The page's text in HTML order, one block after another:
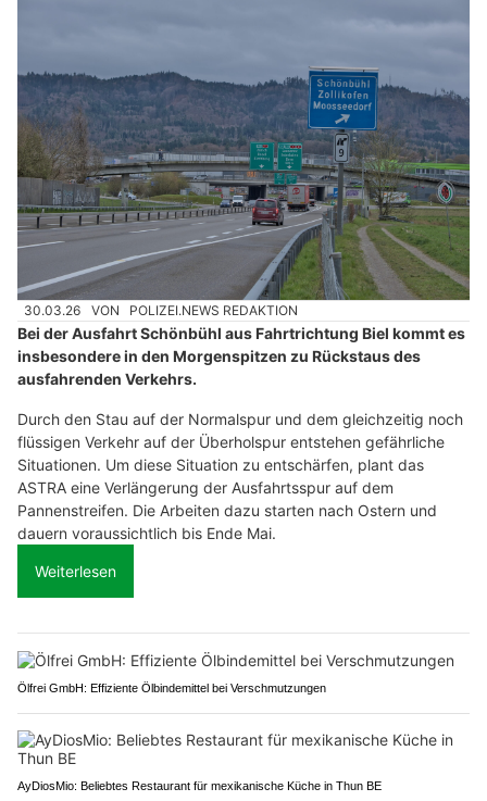
30.03.26 VON POLIZEI.NEWS REDAKTION
Bei der Ausfahrt Schönbühl aus Fahrtrichtung Biel kommt es
insbesondere in den Morgenspitzen zu Rückstaus des
ausfahrenden Verkehrs.
Durch den Stau auf der Normalspur und dem gleichzeitig noch
flüssigen Verkehr auf der Überholspur entstehen gefährliche
Situationen. Um diese Situation zu entschärfen, plant das
ASTRA eine Verlängerung der Ausfahrtsspur auf dem
Pannenstreifen. Die Arbeiten dazu starten nach Ostern und
dauern voraussichtlich bis Ende Mai.
Weiterlesen
Ölfrei GmbH: Effiziente Ölbindemittel bei Verschmutzungen
AyDiosMio: Beliebtes Restaurant für mexikanische Küche in Thun BE